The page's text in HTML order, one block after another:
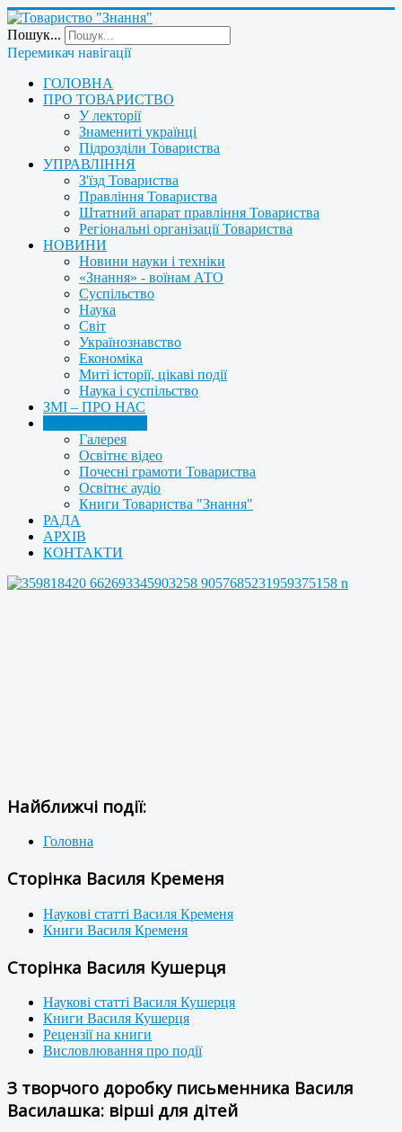
Пошук...
Перемикач навігації
ГОЛОВНА
ПРО ТОВАРИСТВО
У лекторії
Знамениті українці
Підрозділи Товариства
УПРАВЛІННЯ
З'їзд Товариства
Правління Товариства
Штатний апарат правління Товариства
Регіональні організації Товариства
НОВИНИ
Новини науки і техніки
«Знання» - воїнам АТО
Суспільство
Наука
Світ
Українознавство
Економіка
Миті історії, цікаві події
Наука і суспільство
ЗМІ – ПРО НАС
Галерея
Освітнє відео
Почесні грамоти Товариства
Освітнє аудіо
Книги Товариства "Знання"
РАДА
АРХІВ
КОНТАКТИ
Найближчі події:
Головна
Сторінка Василя Кременя
Наукові статті Василя Кременя
Книги Василя Кременя
Сторінка Василя Кушерця
Наукові статті Василя Кушерця
Книги Василя Кушерця
Рецензії на книги
Висловлювання про події
З творчого доробку письменника Василя
Василашка: вірші для дітей